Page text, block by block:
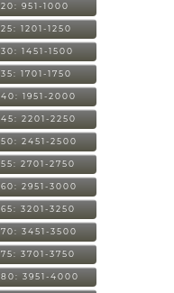
20: 951-1000
25: 1201-1250
30: 1451-1500
35: 1701-1750
40: 1951-2000
45: 2201-2250
50: 2451-2500
55: 2701-2750
60: 2951-3000
65: 3201-3250
70: 3451-3500
75: 3701-3750
80: 3951-4000